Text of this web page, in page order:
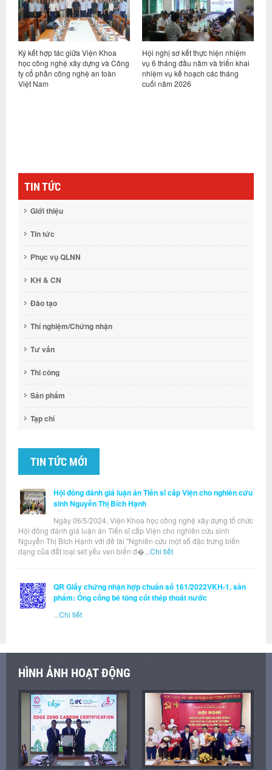
Ký kết hợp tác giữa Viện Khoa
học công nghệ xây dựng và Công
ty cổ phần công nghệ an toàn
Việt Nam
Hội nghị sơ kết thực hiện nhiệm
vụ 6 tháng đầu năm và triển khai
nhiệm vụ kế hoạch các tháng
cuối năm 2026
TIN TỨC
Giới thiệu
Tin tức
Phục vụ QLNN
KH & CN
Đào tạo
Thí nghiệm/Chứng nhận
Tư vấn
Thi công
Sản phẩm
Tạp chí
TIN TỨC MỚI
Hội đồng đánh giá luận án Tiến sĩ cấp Viện cho nghiên cứu
sinh Nguyễn Thị Bích Hạnh
Ngày 06/5/2024, Viện Khoa học công nghệ xây dựng tổ chức
Hội đồng đánh giá luận án Tiến sĩ cấp Viện cho nghiên cứu sinh
Nguyễn Thị Bích Hạnh với đề tài "Nghiên cứu một số đặc trưng biến
dạng của đất loại sét yếu ven biển đ�... Chi tiết
QR Giấy chứng nhận hợp chuẩn số 161/2022VKH-1, sản
phẩm: Ống cống bê tông cốt thép thoát nước
Chi tiết
HÌNH ẢNH HOẠT ĐỘNG